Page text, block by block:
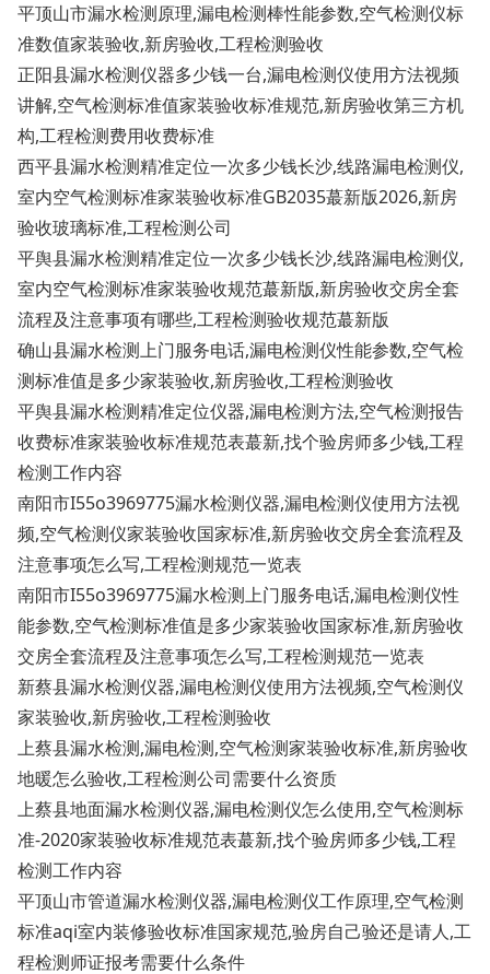
平顶山市漏水检测原理,漏电检测棒性能参数,空气检测仪标
准数值家装验收,新房验收,工程检测验收
正阳县漏水检测仪器多少钱一台,漏电检测仪使用方法视频
讲解,空气检测标准值家装验收标准规范,新房验收第三方机
构,工程检测费用收费标准
西平县漏水检测精准定位一次多少钱长沙,线路漏电检测仪,
室内空气检测标准家装验收标准GB2035蕞新版2026,新房
验收玻璃标准,工程检测公司
平舆县漏水检测精准定位一次多少钱长沙,线路漏电检测仪,
室内空气检测标准家装验收规范蕞新版,新房验收交房全套
流程及注意事项有哪些,工程检测验收规范蕞新版
确山县漏水检测上门服务电话,漏电检测仪性能参数,空气检
测标准值是多少家装验收,新房验收,工程检测验收
平舆县漏水检测精准定位仪器,漏电检测方法,空气检测报告
收费标准家装验收标准规范表蕞新,找个验房师多少钱,工程
检测工作内容
南阳市I55o3969775漏水检测仪器,漏电检测仪使用方法视
频,空气检测仪家装验收国家标准,新房验收交房全套流程及
注意事项怎么写,工程检测规范一览表
南阳市I55o3969775漏水检测上门服务电话,漏电检测仪性
能参数,空气检测标准值是多少家装验收国家标准,新房验收
交房全套流程及注意事项怎么写,工程检测规范一览表
新蔡县漏水检测仪器,漏电检测仪使用方法视频,空气检测仪
家装验收,新房验收,工程检测验收
上蔡县漏水检测,漏电检测,空气检测家装验收标准,新房验收
地暖怎么验收,工程检测公司需要什么资质
上蔡县地面漏水检测仪器,漏电检测仪怎么使用,空气检测标
准-2020家装验收标准规范表蕞新,找个验房师多少钱,工程
检测工作内容
平顶山市管道漏水检测仪器,漏电检测仪工作原理,空气检测
标准aqi室内装修验收标准国家规范,验房自己验还是请人,工
程检测师证报考需要什么条件